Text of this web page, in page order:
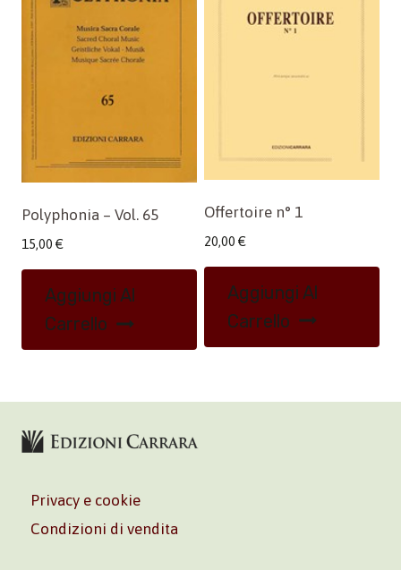
Polyphonia – Vol. 65
15,00 €
Aggiungi Al
Carrello
Offertoire n° 1
20,00 €
Aggiungi Al
Carrello
Privacy e cookie
Condizioni di vendita